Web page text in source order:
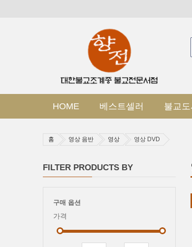
HOME 베스트셀러 불교도
홈 영상 음반 영상 영상 DVD
FILTER PRODUCTS BY
구매 옵션
가격